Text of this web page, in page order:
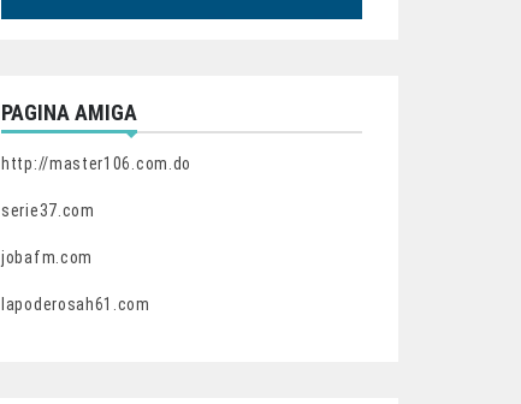
PAGINA AMIGA
http://master106.com.do
serie37.com
jobafm.com
lapoderosah61.com